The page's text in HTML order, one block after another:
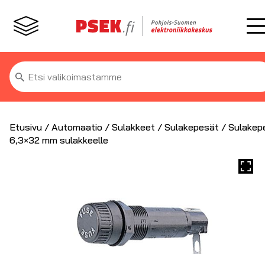
Etsi:
Etusivu / Automaatio / Sulakkeet / Sulakepesät /
6,3×32 mm sulakkeelle